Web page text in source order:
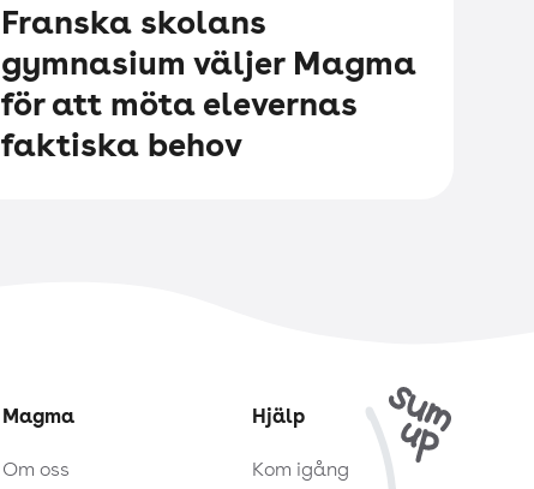
Franska skolans
gymnasium väljer Magma
för att möta elevernas
faktiska behov
Magma
Om oss
Hjälp
Kom igång